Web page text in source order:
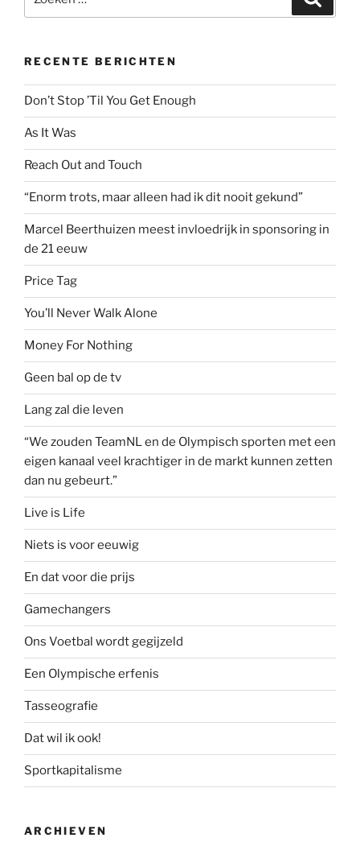
naar:
RECENTE BERICHTEN
Don’t Stop ’Til You Get Enough
As It Was
Reach Out and Touch
“Enorm trots, maar alleen had ik dit nooit gekund”
Marcel Beerthuizen meest invloedrijk in sponsoring in
de 21 eeuw
Price Tag
You’ll Never Walk Alone
Money For Nothing
Geen bal op de tv
Lang zal die leven
“We zouden TeamNL en de Olympisch sporten met een
eigen kanaal veel krachtiger in de markt kunnen zetten
dan nu gebeurt.”
Live is Life
Niets is voor eeuwig
En dat voor die prijs
Gamechangers
Ons Voetbal wordt gegijzeld
Een Olympische erfenis
Tasseografie
Dat wil ik ook!
Sportkapitalisme
ARCHIEVEN